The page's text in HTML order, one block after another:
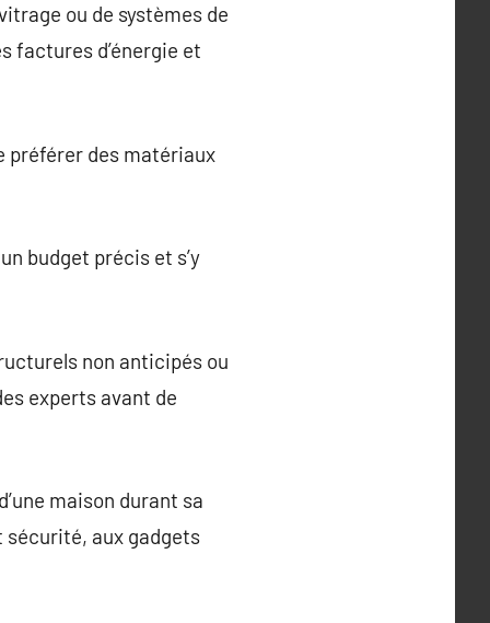
ou de systèmes de
factures d’énergie et
préférer des matériaux
budget précis et s’y
non anticipés ou
experts avant de
maison durant sa
aux gadgets